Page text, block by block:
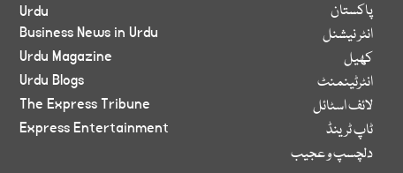
پاکستان
انٹر نیشنل
کھیل
انٹرٹینمنٹ
لائف اسٹائل
ٹاپ ٹرینڈ
دلچسپ و عجیب
Urdu
Business News in Urdu
Urdu Magazine
Urdu Blogs
The Express Tribune
Express Entertainment